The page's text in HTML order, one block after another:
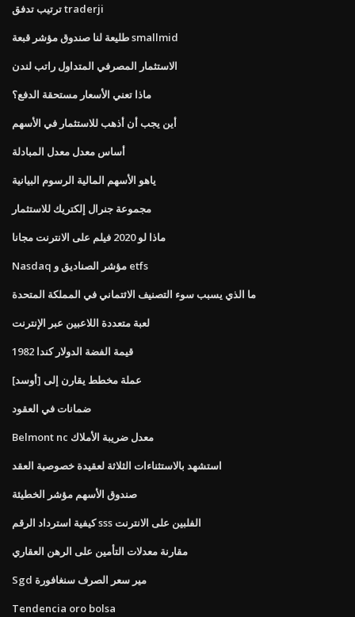
ترتيب تدفق traderji
طليعة لنا صندوق مؤشر قبعة smallmid
الاستثمار المصرفي المتداول راتب لندن
ماذا تعني الأسعار مستحقة الدفع؟
أين يجب أن أذهب للاستثمار في الأسهم
أساس معدل معدل المبادلة
ياهو الأسهم المالية الرسوم البيانية
مجموعة جنرال إلكتريك للاستثمار
ماذا لو 2020 فيلم على الانترنت مجانا
Nasdaq مؤشر الصناديق و etfs
ما الذي يسبب سوء التصنيف الائتماني في المملكة المتحدة
لعبة متعددة اللاعبين عبر الإنترنت
قيمة الفضة الدولار كندا 1982
عملة مخطط يقارن إلى [أوسد]
ضمانات في العقود
Belmont nc معدل ضريبة الأملاك
استشهد بالاستثناءات الثلاثة لعقيدة خصوصية العقد
صندوق الأسهم مؤشر الخطيئة
كيفية استرداد الرقم sss الفلبين على الانترنت
مقارنة معدلات التأمين على الرهن العقاري
Sgd مير سعر الصرف سنغافورة
Tendencia oro bolsa